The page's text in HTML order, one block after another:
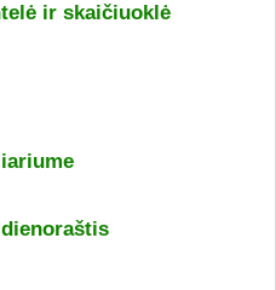
ir skaičiuoklė